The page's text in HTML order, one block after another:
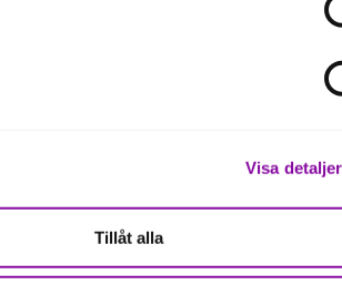
Visa detaljer
Tillåt alla
min digital